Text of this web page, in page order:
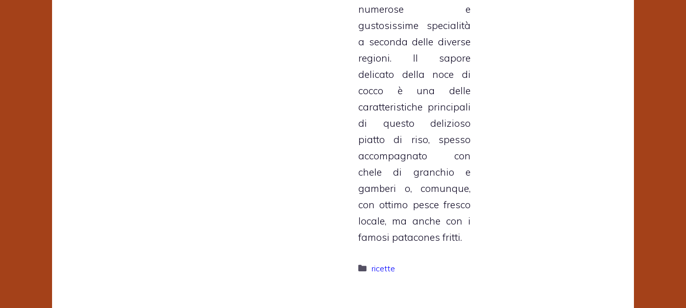
numerose e
gustosissime specialità
a seconda delle diverse
regioni. Il sapore
delicato della noce di
cocco è una delle
caratteristiche principali
di questo delizioso
piatto di riso, spesso
accompagnato con
chele di granchio e
gamberi o, comunque,
con ottimo pesce fresco
locale, ma anche con i
famosi patacones fritti.
Categorie
ricette